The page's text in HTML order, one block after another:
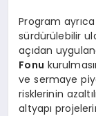
Program
sürdürülebilir
açıdan
Fonu
ve sermaye
risklerinin
altyapı